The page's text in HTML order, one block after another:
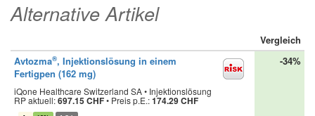
Alternative Artikel
Vergleich
Avtozma®, Injektionslösung in einem
Fertigpen (162 mg)
iQone Healthcare Switzerland SA • Injektionslösung
RP aktuell:697.15 CHF• Preis p.E.:174.29 CHF
-34%